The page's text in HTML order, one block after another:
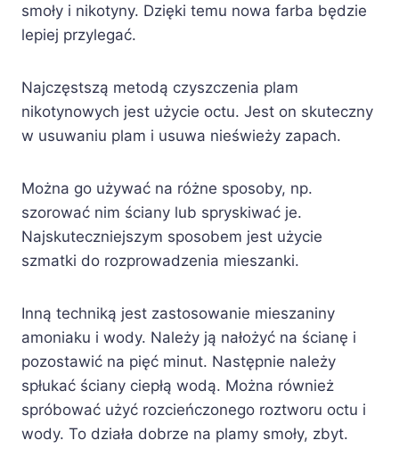
smoły i nikotyny. Dzięki temu nowa farba będzie
lepiej przylegać.
Najczęstszą metodą czyszczenia plam
nikotynowych jest użycie octu. Jest on skuteczny
w usuwaniu plam i usuwa nieświeży zapach.
Można go używać na różne sposoby, np.
szorować nim ściany lub spryskiwać je.
Najskuteczniejszym sposobem jest użycie
szmatki do rozprowadzenia mieszanki.
Inną techniką jest zastosowanie mieszaniny
amoniaku i wody. Należy ją nałożyć na ścianę i
pozostawić na pięć minut. Następnie należy
spłukać ściany ciepłą wodą. Można również
spróbować użyć rozcieńczonego roztworu octu i
wody. To działa dobrze na plamy smoły, zbyt.